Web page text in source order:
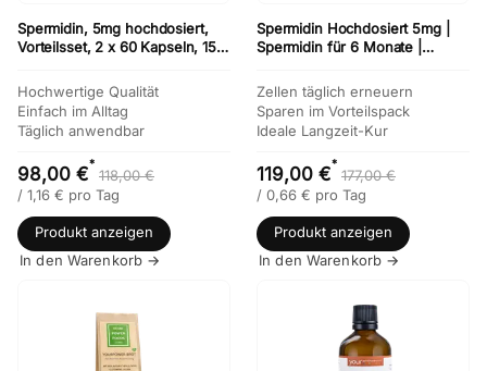
Spermidin, 5mg hochdosiert,
Vorteilsset, 2 x 60 Kapseln, 15%
Hochwertige Qualität
Einfach im Alltag
Täglich anwendbar
98,00 €*
118,00 €
/ 1,16 € pro Tag
Produkt anzeigen
In den Warenkorb →
Spermidin Hochdosiert 5mg |
Spermidin für 6 Monate |
Kaufen | 3-er Vorteilsset
Zellen täglich erneuern
Sparen im Vorteilspack
Ideale Langzeit-Kur
119,00 €*
177,00 €
/ 0,66 € pro Tag
Produkt anzeigen
In den Warenkorb →